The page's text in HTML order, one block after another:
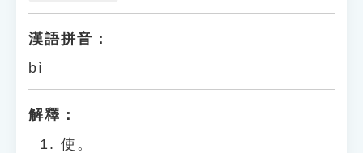
漢語拼音：
bì
解釋：
使。